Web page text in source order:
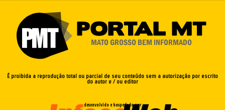
É proibida a reprodução total ou parcial de seu conteúdo sem a autorização por escrito
do autor e / ou editor
desenvolvido e hospedado por